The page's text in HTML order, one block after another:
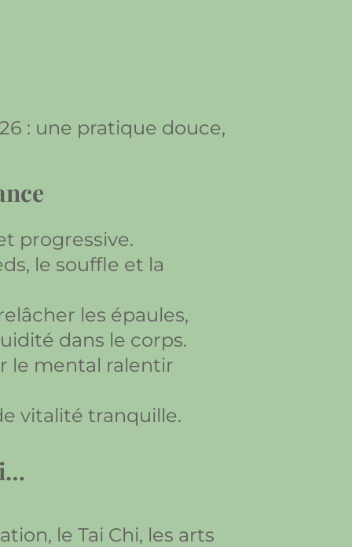
: une pratique douce,
progressive.
le souffle et la
les épaules,
dans le corps.
le mental ralentir
vitalité tranquille.
le Tai Chi, les arts